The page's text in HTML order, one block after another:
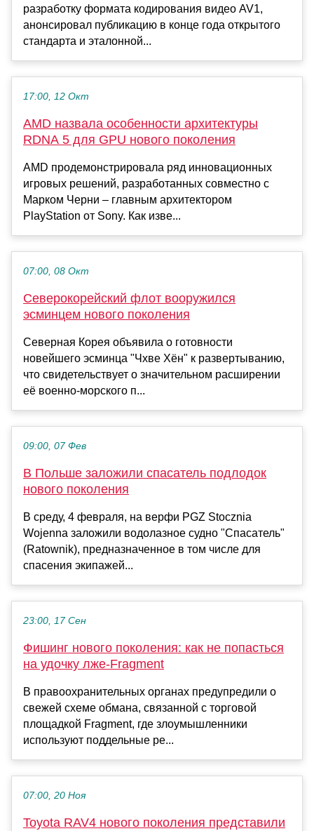
разработку формата кодирования видео AV1,
анонсировал публикацию в конце года открытого
стандарта и эталонной...
17:00, 12 Окт
AMD назвала особенности архитектуры
RDNA 5 для GPU нового поколения
AMD продемонстрировала ряд инновационных
игровых решений, разработанных совместно с
Марком Черни – главным архитектором
PlayStation от Sony. Как изве...
07:00, 08 Окт
Северокорейский флот вооружился
эсминцем нового поколения
Северная Корея объявила о готовности
новейшего эсминца "Чхве Хён" к развертыванию,
что свидетельствует о значительном расширении
её военно-морского п...
09:00, 07 Фев
В Польше заложили спасатель подлодок
нового поколения
В среду, 4 февраля, на верфи PGZ Stocznia
Wojenna заложили водолазное судно "Спасатель"
(Ratownik), предназначенное в том числе для
спасения экипажей...
23:00, 17 Сен
Фишинг нового поколения: как не попасться
на удочку лже-Fragment
В правоохранительных органах предупредили о
свежей схеме обмана, связанной с торговой
площадкой Fragment, где злоумышленники
используют поддельные ре...
07:00, 20 Ноя
Toyota RAV4 нового поколения представили